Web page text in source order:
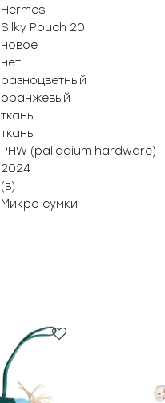
Hermes
Silky Pouch 20
новое
нет
разноцветный
оранжевый
ткань
ткань
PHW (palladium hardware)
2024
(в)
Микро сумки